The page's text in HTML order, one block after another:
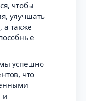
чтобы
улучшать
а также
успешно
что
и